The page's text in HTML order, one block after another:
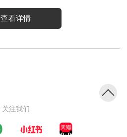
查看详情
关注我们